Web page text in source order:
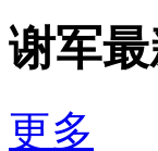
谢军
更多